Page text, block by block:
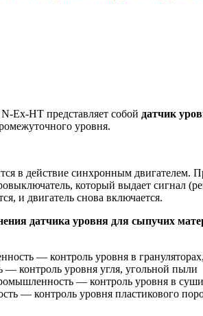
Ex-HT представляет собой датчик
уровня.
в действие синхронным двигателем.
который выдает сигнал
и двигатель снова включается.
датчика уровня для сыпучих
— контроль уровня в
контроль уровня угля, угольной пыли
— контроль уровня в
— контроль уровня пластикового